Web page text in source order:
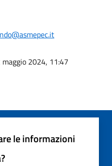
maggio 2024, 11:47
le informazioni